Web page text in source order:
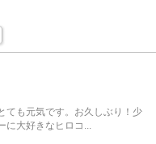
も元気です。お久しぶり！少
に大好きなヒロコ...